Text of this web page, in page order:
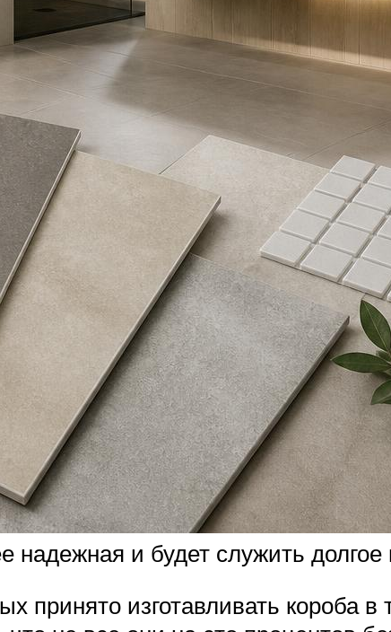
надежная и будет служить
принято изготавливать короба